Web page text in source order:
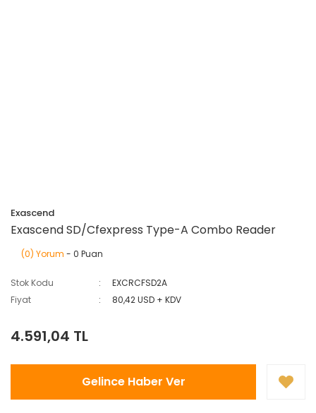
Exascend
Exascend SD/Cfexpress Type-A Combo Reader
(0) Yorum - 0 Puan
Stok Kodu
EXCRCFSD2A
Fiyat
80,42 USD + KDV
4.591,04 TL
Gelince Haber Ver